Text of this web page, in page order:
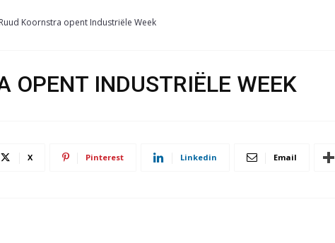
Ruud Koornstra opent Industriële Week
OPENT INDUSTRIËLE WEEK
X Pinterest Linkedin Email